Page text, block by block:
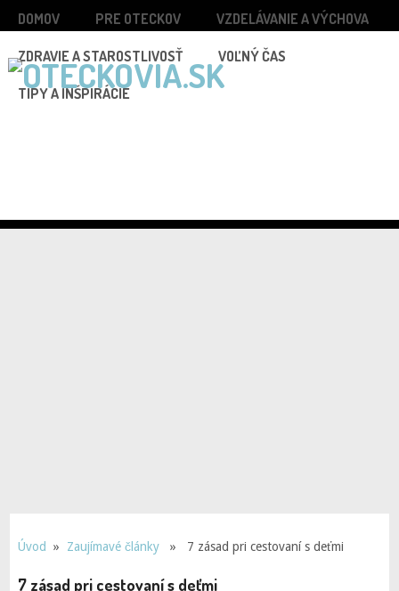
DOMOV PRE OTECKOV VZDELÁVANIE A VÝCHOVA
ZDRAVIE A STAROSTLIVOSŤ VOĽNÝ ČAS
TIPY A INŠPIRÁCIE
Úvod » Zaujímavé články» 7 zásad pri cestovaní s deťmi
7 zásad pri cestovaní s deťmi